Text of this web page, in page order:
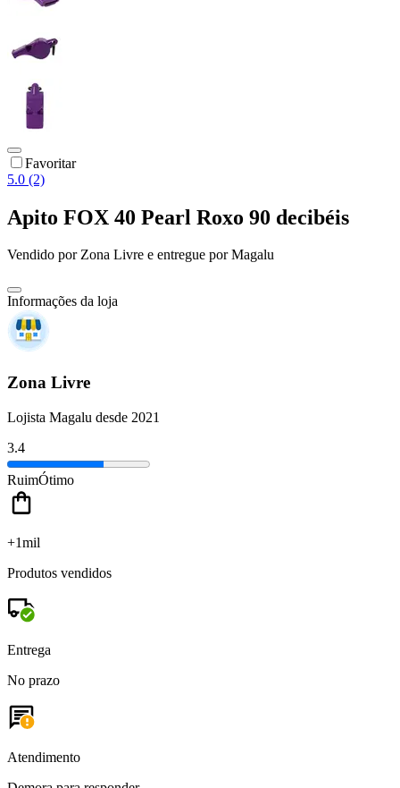
Favoritar
5.0 (2)
Apito FOX 40 Pearl Roxo 90 decibéis
Vendido porZona Livre e entregue por Magalu
Informações da loja
Zona Livre
Lojista Magalu desde 2021
3.4
RuimÓtimo
+1mil
Produtos vendidos
Entrega
No prazo
Atendimento